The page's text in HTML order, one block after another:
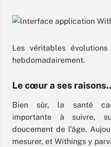
Les véritables évolutions
hebdomadairement.
Le cœur a ses
Bien sûr, la santé
importante à suivre,
doucement de l’âge.
mesurer, et Withings y